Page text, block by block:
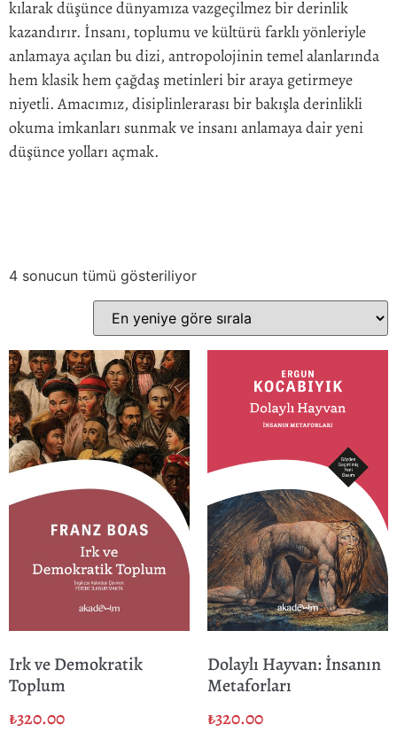
kılarak düşünce dünyamıza vazgeçilmez bir derinlik
kazandırır. İnsanı, toplumu ve kültürü farklı yönleriyle
anlamaya açılan bu dizi, antropolojinin temel alanlarında
hem klasik hem çağdaş metinleri bir araya getirmeye
niyetli. Amacımız, disiplinlerarası bir bakışla derinlikli
okuma imkanları sunmak ve insanı anlamaya dair yeni
düşünce yolları açmak.
4 sonucun tümü gösteriliyor
Irk ve Demokratik
Toplum
₺320.00
Dolaylı Hayvan: İnsanın
Metaforları
₺320.00